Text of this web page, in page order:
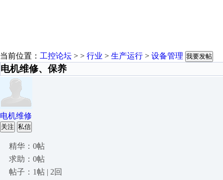
当前位置： 工控论坛 > > 行业 > 生产运行 > 设备管理 我要发帖
电机维修、保养
电机维修
关注 私信
精华：0帖
求助：0帖
帖子：1帖 | 2回